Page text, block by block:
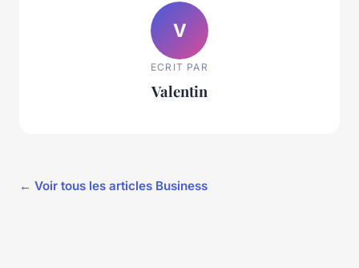
V
ECRIT PAR
Valentin
← Voir tous les articles Business